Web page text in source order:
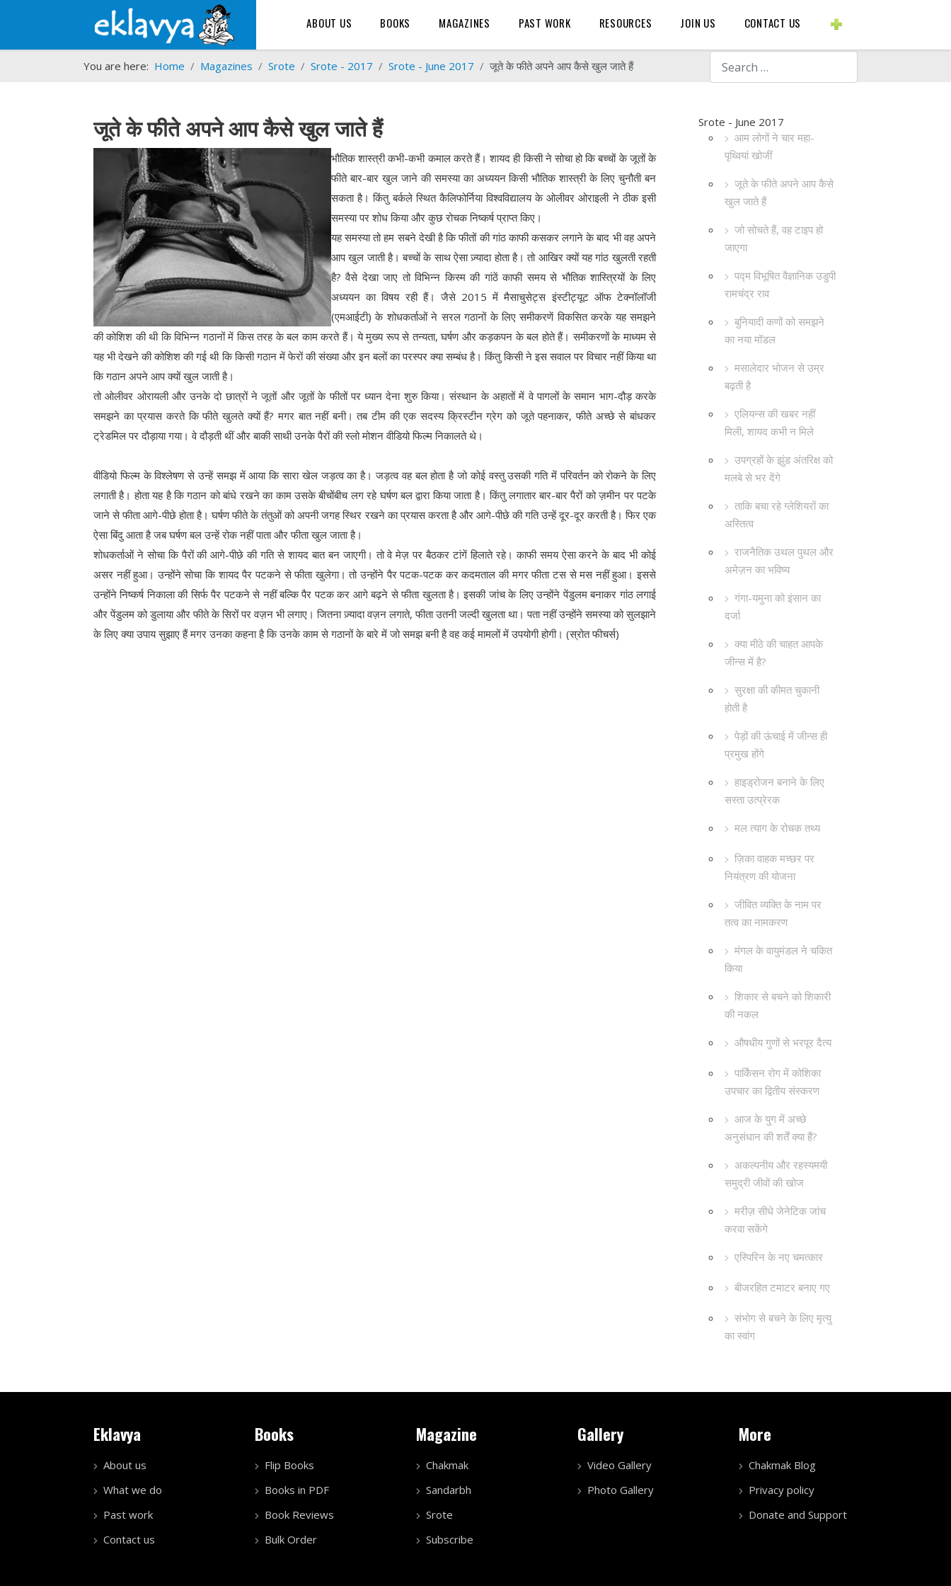
Search
ABOUT US BOOKS MAGAZINES PAST WORK RESOURCES JOIN US CONTACT US
You are here: Home Magazines Srote Srote - 2017 Srote - June 2017 जूते के फीते अपने आप कैसे खुल जाते हैं
Srote - June 2017
आम लोगों ने चार महा-
पृथ्वियां खोजीं
जूते के फीते अपने आप कैसे
खुल जाते हैं
जो सोचते हैं, वह टाइप हो
जाएगा
पद्म विभूषित वैज्ञानिक उडुपी
रामचंद्र राव
बुनियादी कणों को समझने
का नया मॉडल
मसालेदार भोजन से उम्र
बढ़ती है
एलियन्स की खबर नहीं
मिली, शायद कभी न मिले
उपग्रहों के झुंड अंतरिक्ष को
मलबे से भर देंगे
ताकि बचा रहे ग्लेशियरों का
अस्तित्व
राजनैतिक उथल पुथल और
अमेज़न का भविष्य
गंगा-यमुना को इंसान का
दर्जा
क्या मीठे की चाहत आपके
जीन्स में है?
सुरक्षा की कीमत चुकानी
होती है
पेड़ों की ऊंचाई में जीन्स ही
प्रमुख होंगे
हाइड्रोजन बनाने के लिए
सस्ता उत्प्रेरक
मल त्याग के रोचक तथ्य
ज़िका वाहक मच्छर पर
नियंत्रण की योजना
जीवित व्यक्ति के नाम पर
तत्व का नामकरण
मंगल के वायुमंडल ने चकित
किया
शिकार से बचने को शिकारी
की नकल
औषधीय गुणों से भरपूर दैत्य
पार्किंसन रोग में कोशिका
उपचार का द्वितीय संस्करण
आज के युग में अच्छे
अनुसंधान की शर्तें क्या हैं?
अकल्पनीय और रहस्यमयी
समुद्री जीवों की खोज
मरीज़ सीधे जेनेटिक जांच
करवा सकेंगे
एस्पिरिन के नए चमत्कार
बीजरहित टमाटर बनाए गए
संभोग से बचने के लिए मृत्यु
का स्वांग
जूते के फीते अपने आप कैसे खुल जाते हैं
भौतिक शास्त्री कभी-कभी कमाल करते हैं। शायद ही किसी ने सोचा हो कि बच्चों के जूतों के
फीते बार-बार खुल जाने की समस्या का अध्ययन किसी भौतिक शास्त्री के लिए चुनौती बन
सकता है। किंतु बर्कले स्थित कैलिफोर्निया विश्वविद्यालय के ओलीवर ओराइली ने ठीक इसी
समस्या पर शोध किया और कुछ रोचक निष्कर्ष प्राप्त किए।
यह समस्या तो हम सबने देखी है कि फीतों की गांठ काफी कसकर लगाने के बाद भी वह अपने
आप खुल जाती है। बच्चों के साथ ऐसा ज़्यादा होता है। तो आखिर क्यों यह गांठ खुलती रहती
है? वैसे देखा जाए तो विभिन्न किस्म की गांठें काफी समय से भौतिक शास्त्रियों के लिए
अध्ययन का विषय रही हैं। जैसे 2015 में मैसाचुसेट्स इंस्टीट्यूट ऑफ टेक्नॉलॉजी
(एमआईटी) के शोधकर्ताओं ने सरल गठानों के लिए समीकरणें विकसित करके यह समझने
की कोशिश की थी कि विभिन्न गठानों में किस तरह के बल काम करते हैं। ये मुख्य रूप से तन्यता, घर्षण और कड़कपन के बल होते हैं। समीकरणों के माध्यम से
यह भी देखने की कोशिश की गई थी कि किसी गठान में फेरों की संख्या और इन बलों का परस्पर क्या सम्बंध है। किंतु किसी ने इस सवाल पर विचार नहीं किया था
कि गठान अपने आप क्यों खुल जाती है।
तो ओलीवर ओरायली और उनके दो छात्रों ने जूतों और जूतों के फीतों पर ध्यान देना शुरु किया। संस्थान के अहातों में वे पागलों के समान भाग-दौड़ करके
समझने का प्रयास करते कि फीते खुलते क्यों हैं? मगर बात नहीं बनी। तब टीम की एक सदस्य क्रिस्टीन ग्रेग को जूते पहनाकर, फीते अच्छे से बांधकर
ट्रेडमिल पर दौड़ाया गया। वे दौड़ती थीं और बाकी साथी उनके पैरों की स्लो मोशन वीडियो फिल्म निकालते थे।
वीडियो फिल्म के विश्लेषण से उन्हें समझ में आया कि सारा खेल जड़त्व का है। जड़त्व वह बल होता है जो कोई वस्तु उसकी गति में परिवर्तन को रोकने के लिए
लगाती है। होता यह है कि गठान को बांधे रखने का काम उसके बीचोंबीच लग रहे घर्षण बल द्वारा किया जाता है। किंतु लगातार बार-बार पैरों को ज़मीन पर पटके
जाने से फीता आगे-पीछे होता है। घर्षण फीते के तंतुओं को अपनी जगह स्थिर रखने का प्रयास करता है और आगे-पीछे की गति उन्हें दूर-दूर करती है। फिर एक
ऐसा बिंदु आता है जब घर्षण बल उन्हें रोक नहीं पाता और फीता खुल जाता है।
शोधकर्ताओं ने सोचा कि पैरों की आगे-पीछे की गति से शायद बात बन जाएगी। तो वे मेज़ पर बैठकर टांगें हिलाते रहे। काफी समय ऐसा करने के बाद भी कोई
असर नहीं हुआ। उन्होंने सोचा कि शायद पैर पटकने से फीता खुलेगा। तो उन्होंने पैर पटक-पटक कर कदमताल की मगर फीता टस से मस नहीं हुआ। इससे
उन्होंने निष्कर्ष निकाला की सिर्फ पैर पटकने से नहीं बल्कि पैर पटक कर आगे बढ़ने से फीता खुलता है। इसकी जांच के लिए उन्होंने पेंडुलम बनाकर गांठ लगाई
और पेंडुलम को डुलाया और फीते के सिरों पर वज़न भी लगाए। जितना ज़्यादा वज़न लगाते, फीता उतनी जल्दी खुलता था। पता नहीं उन्होंने समस्या को सुलझाने
के लिए क्या उपाय सुझाए हैं मगर उनका कहना है कि उनके काम से गठानों के बारे में जो समझ बनी है वह कई मामलों में उपयोगी होगी। (स्रोत फीचर्स)
Eklavya
About us
What we do
Past work
Contact us
Books
Flip Books
Books in PDF
Book Reviews
Bulk Order
Magazine
Chakmak
Sandarbh
Srote
Subscribe
Gallery
Video Gallery
Photo Gallery
More
Chakmak Blog
Privacy policy
Donate and Support